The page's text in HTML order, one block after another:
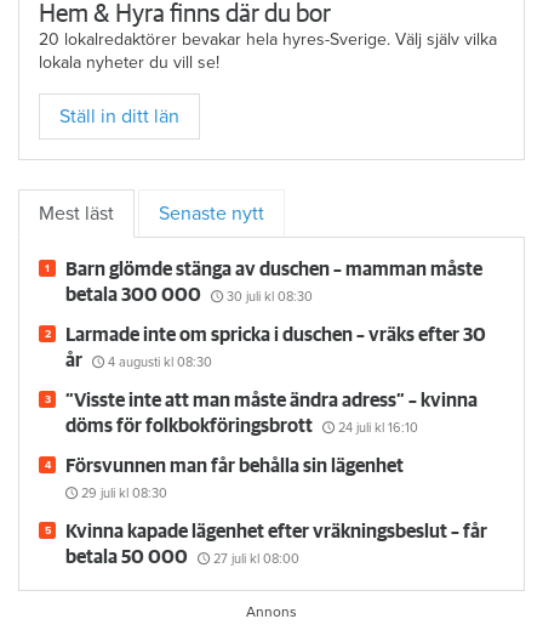
Hem & Hyra finns där du bor
20 lokalredaktörer bevakar hela hyres-Sverige. Välj själv vilka
lokala nyheter du vill se!
Ställ in ditt län
Mest läst Senaste nytt
Barn glömde stänga av duschen – mamman måste
betala 300 000
30 juli kl 08:30
Larmade inte om spricka i duschen – vräks efter 30
år
4 augusti kl 08:30
”Visste inte att man måste ändra adress” – kvinna
döms för folkbokföringsbrott
24 juli kl 16:10
Försvunnen man får behålla sin lägenhet
29 juli kl 08:30
Kvinna kapade lägenhet efter vräkningsbeslut – får
betala 50 000
27 juli kl 08:00